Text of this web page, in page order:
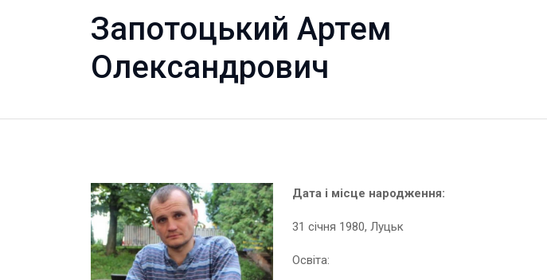
Запотоцький Артем
Олександрович
Дата і місце народження:
31 січня 1980, Луцьк
Освіта: